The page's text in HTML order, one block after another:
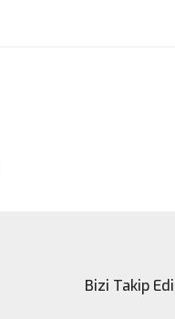
Bizi Takip